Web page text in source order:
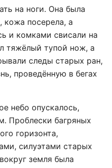
на ноги. Она была
кожа посерела, а
и комками свисали на
тяжёлый тупой нож, а
следы старых ран,
проведённую в бегах
небо опускалось,
Проблески багряных
горизонта,
силуэтами старых
земля была